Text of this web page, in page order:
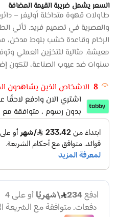
السعر يشمل ضريبة القيمة المضافة
طاولات قهوة متداخلة أوليفر –
والعصرية في تصميم فريد. تأتي
الرخام وقاعدة خشب بلوط مدخن،
سنوات ضد عيوب الصناعة، لتكون
8 الاشخاص الذين يشاهدون
بدون رسوم ، متوافقة مع